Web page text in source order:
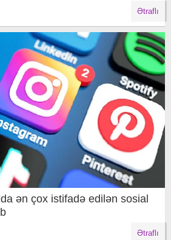
Ətraflı
ən çox istifadə edilən sosial
Ətraflı